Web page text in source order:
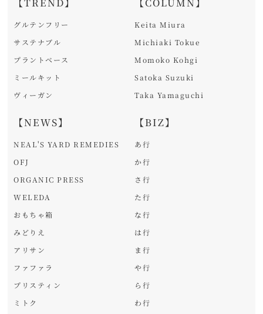
グルテンフリー
サステナブル
プラントベース
ミールキット
ヴィーガン
【NEWS】
NEAL'S YARD REMEDIES
OFJ
ORGANIC PRESS
WELEDA
おもちゃ箱
みどりえ
アリサン
ファファラ
プリスティン
ミトク
Keita Miura
Michiaki Tokue
Momoko Kohgi
Satoka Suzuki
Taka Yamaguchi
【BIZ】
あ行
か行
さ行
た行
な行
は行
ま行
や行
ら行
わ行